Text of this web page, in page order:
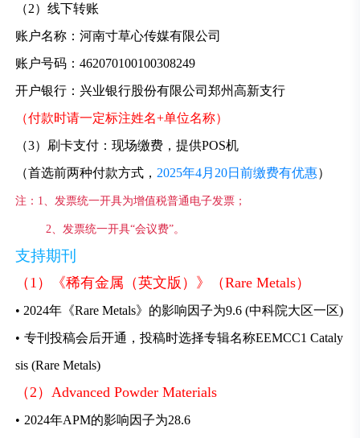
（2）线下转账
账户名称：河南寸草心传媒有限公司
账户号码：462070100100308249
开户银行：兴业银行股份有限公司郑州高新支行
（付款时请一定标注姓名+单位名称）
（3）刷卡支付：现场缴费，提供POS机
（首选前两种付款方式， 2025年4月20日前缴费有优惠）
注：1、发票统一开具为增值税普通电子发票；
2、发票统一开具“会议费”。
支持期刊
（1）《稀有金属（英文版）》（Rare Metals）
• 2024年《Rare Metals》的影响因子为9.6 (中科院大区一区)
• 专刊投稿会后开通，投稿时选择专辑名称EEMCC1 Cataly
sis (Rare Metals)
（2）Advanced Powder Materials
• 2024年APM的影响因子为28.6